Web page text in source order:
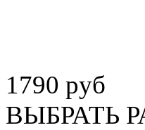
1790 руб
ВЫБРАТЬ